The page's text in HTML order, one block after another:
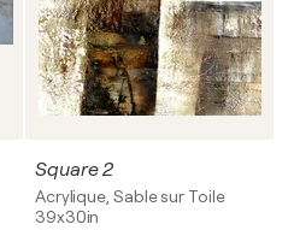
Square 2
Acrylique, Sable sur Toile
39x30in